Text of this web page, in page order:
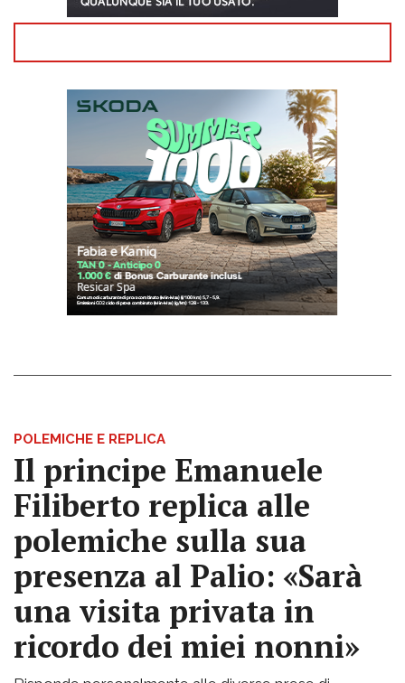
POLEMICHE E REPLICA
Il principe Emanuele
Filiberto replica alle
polemiche sulla sua
presenza al Palio: «Sarà
una visita privata in
ricordo dei miei nonni»